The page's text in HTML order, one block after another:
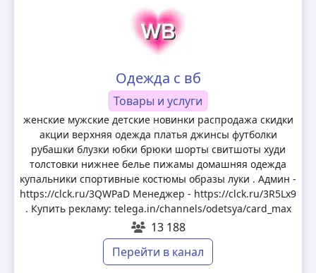
Одежда с вб
Товары и услуги
женские мужские детские новинки распродажа скидки
акции верхняя одежда платья джинсы футболки
рубашки блузки юбки брюки шорты свитшоты худи
толстовки нижнее белье пижамы домашняя одежда
купальники спортивные костюмы образы луки . Админ -
https://clck.ru/3QWPaD Менеджер - https://clck.ru/3R5Lx9
. Купить рекламу: telega.in/channels/odetsya/card_max
13 188
Перейти в канал